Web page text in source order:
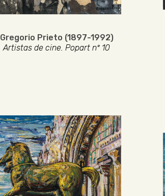
Gregorio Prieto (1897-1992)
Artistas de cine. Popart nº 10